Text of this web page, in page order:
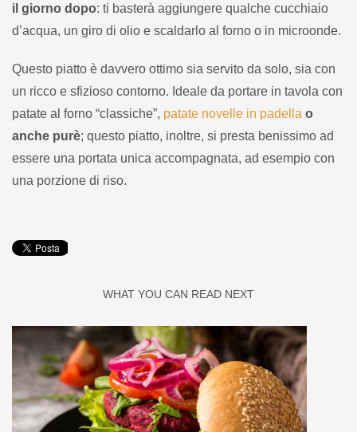
il giorno dopo: ti basterà aggiungere qualche cucchiaio
d’acqua, un giro di olio e scaldarlo al forno o in microonde.
Questo piatto è davvero ottimo sia servito da solo, sia con
un ricco e sfizioso contorno. Ideale da portare in tavola con
patate al forno “classiche”, patate novelle in padella o
anche purè; questo piatto, inoltre, si presta benissimo ad
essere una portata unica accompagnata, ad esempio con
una porzione di riso.
WHAT YOU CAN READ NEXT